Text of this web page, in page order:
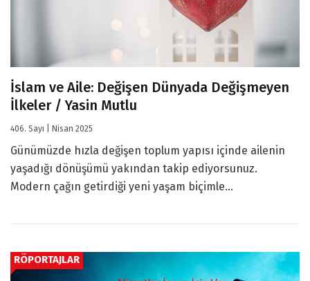
İslam ve Aile: Değişen Dünyada Değişmeyen
İlkeler / Yasin Mutlu
406. Sayı | Nisan 2025
Günümüzde hızla değişen toplum yapısı içinde ailenin
yaşadığı dönüşümü yakından takip ediyorsunuz.
Modern çağın getirdiği yeni yaşam biçimle...
RÖPORTAJLAR